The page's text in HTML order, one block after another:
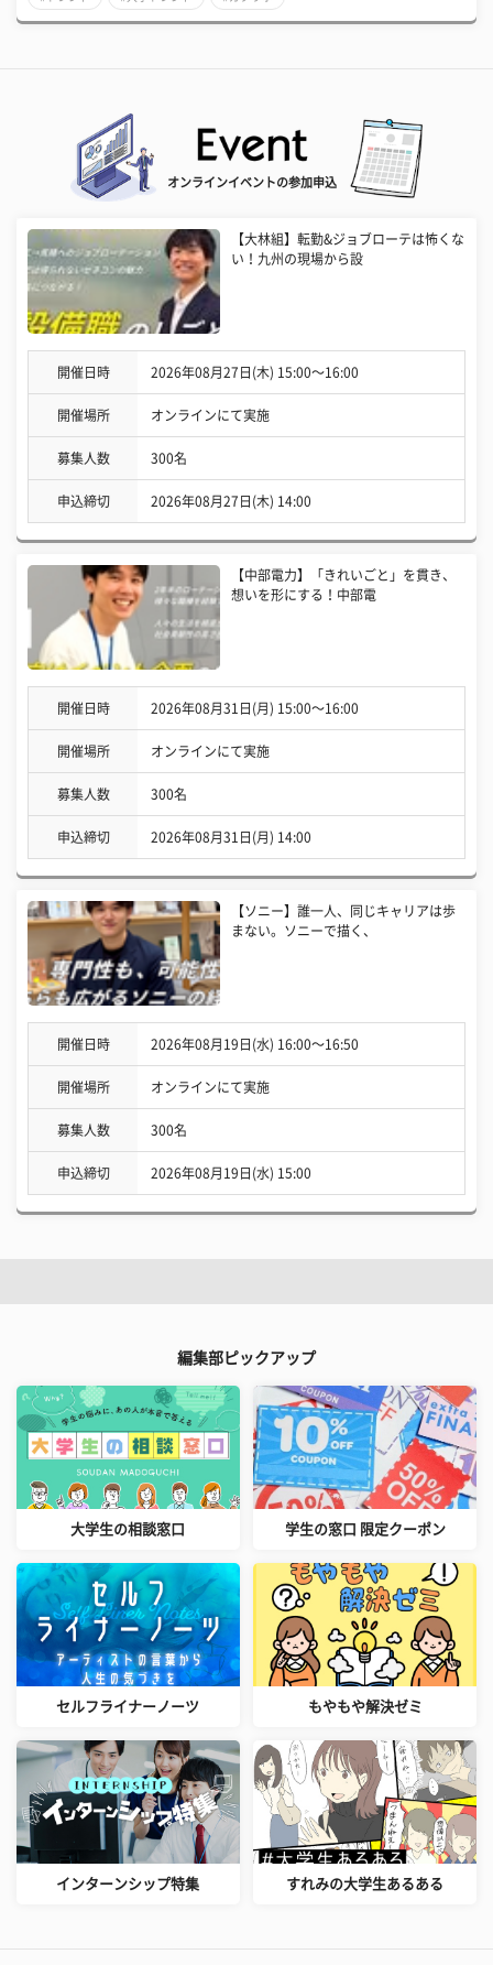
オンラインイベントの参加申込
【大林組】転勤&ジョブローテは怖くな
い！九州の現場から設
開催日時 2026年08月27日(木) 15:00〜16:00
開催場所 オンラインにて実施
募集人数 300名
申込締切 2026年08月27日(木) 14:00
【中部電力】「きれいごと」を貫き、
想いを形にする！中部電
開催日時 2026年08月31日(月) 15:00〜16:00
開催場所 オンラインにて実施
募集人数 300名
申込締切 2026年08月31日(月) 14:00
【ソニー】誰一人、同じキャリアは歩
まない。ソニーで描く、
開催日時 2026年08月19日(水) 16:00〜16:50
開催場所 オンラインにて実施
募集人数 300名
申込締切 2026年08月19日(水) 15:00
編集部ピックアップ
大学生の相談窓口 学生の窓口 限定クーポン
セルフライナーノーツ もやもや解決ゼミ
インターンシップ特集 すれみの大学生あるある